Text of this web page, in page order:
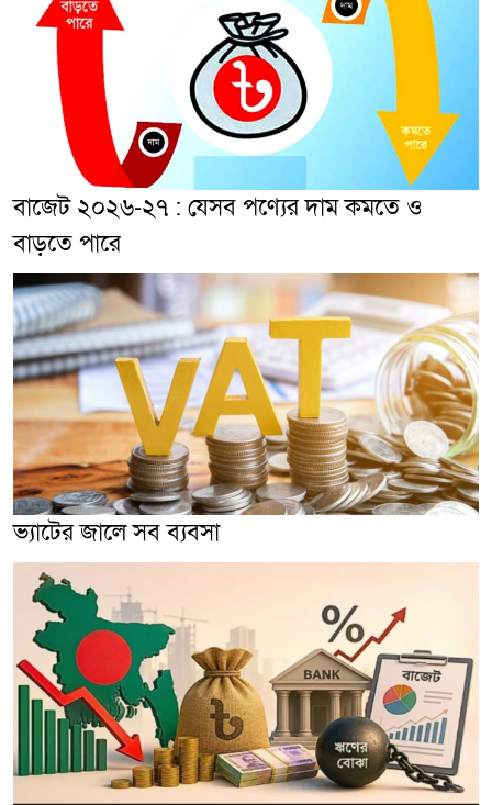
বাজেট ২০২৬-২৭ : যেসব পণ্যের দাম কমতে ও
বাড়তে পারে
ভ্যাটের জালে সব ব্যবসা